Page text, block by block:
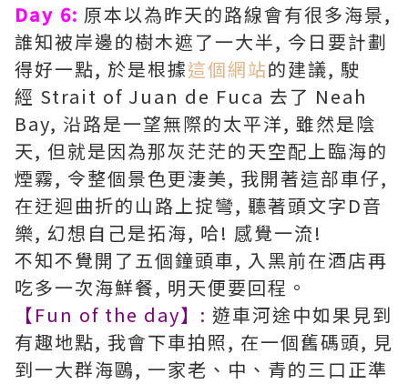
Day 6: 原本以為昨天的路線會有很多海景,
誰知被岸邊的樹木遮了一大半, 今日要計劃
得好一點, 於是根據這個網站的建議, 駛
經 Strait of Juan de Fuca 去了 Neah
Bay, 沿路是一望無際的太平洋, 雖然是陰
天, 但就是因為那灰茫茫的天空配上臨海的
煙霧, 令整個景色更淒美, 我開著這部車仔,
在迂迴曲折的山路上掟彎, 聽著頭文字D音
樂, 幻想自己是拓海, 哈! 感覺一流!
不知不覺開了五個鐘頭車, 入黑前在酒店再
吃多一次海鮮餐, 明天便要回程。
【Fun of the day】: 遊車河途中如果見到
有趣地點, 我會下車拍照, 在一個舊碼頭, 見
到一大群海鷗, 一家老、中、青的三口正準